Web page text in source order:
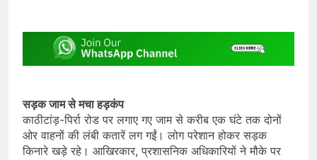
सड़क जाम से मचा हड़कंप
काठीटांड़-पिर्रा रोड पर लगाए गए जाम से करीब एक घंटे तक दोनों
ओर वाहनों की लंबी कतारें लग गईं। लोग परेशान होकर सड़क
किनारे खड़े रहे। आखिरकार, प्रशासनिक अधिकारियों ने मौके पर